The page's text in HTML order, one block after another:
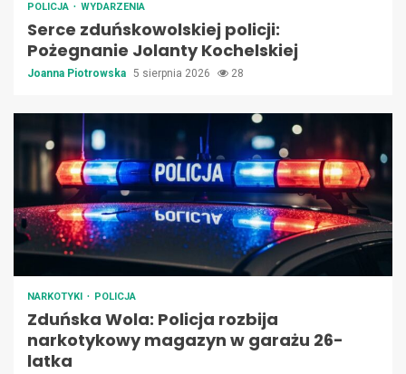
POLICJA WYDARZENIA
Serce zduńskowolskiej policji:
Pożegnanie Jolanty Kochelskiej
Joanna Piotrowska 5 sierpnia 2026 28
NARKOTYKI POLICJA
Zduńska Wola: Policja rozbija
narkotykowy magazyn w garażu 26-
latka